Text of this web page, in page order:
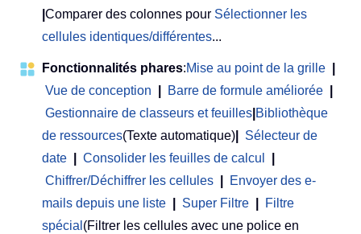
Comparer des colonnes pour Sélectionner les
cellules identiques/différentes...
Fonctionnalités phares:Mise au point de la grille
Vue de conception
Barre de formule améliorée
Gestionnaire de classeurs et feuilles Bibliothèque
de ressources(Texte automatique)
Sélecteur de
date
Consolider les feuilles de calcul
Chiffrer/Déchiffrer les cellules
Envoyer des e-
mails depuis une liste
Super Filtre
Filtre
spécial (Filtrer les cellules avec une police en